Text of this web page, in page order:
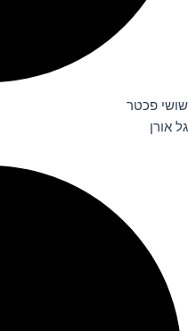
שושי פכטר
גל אורן